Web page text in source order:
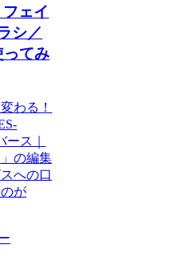
ェイ
シ／
ってみ
わる！
ス｜
の編集
への口
が